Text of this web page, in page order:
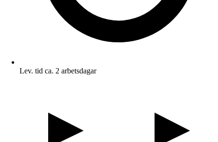
Lev. tid ca. 2 arbetsdagar